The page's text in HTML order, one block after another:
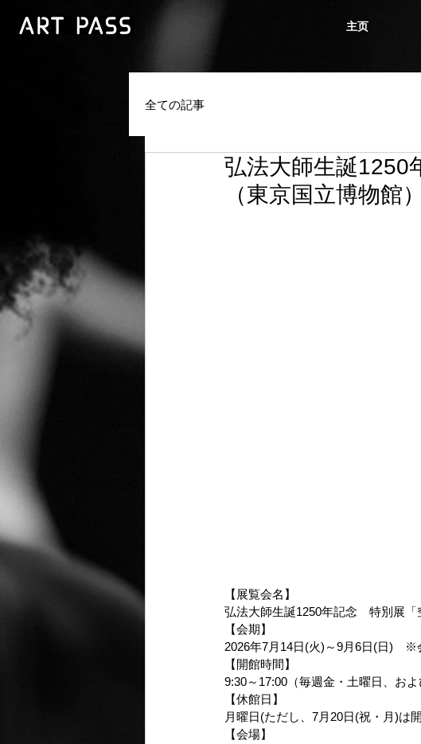
主页
全ての記事
弘法大師生誕1250
（東京国立博物館）
【展覧会名】
弘法大師生誕1250年記念　特別展「
【会期】
2026年7月14日(火)～9月6日(日)　
【開館時間】
9:30～17:00（毎週金・土曜日、お
【休館日】
月曜日(ただし、7月20日(祝・月)は
【会場】